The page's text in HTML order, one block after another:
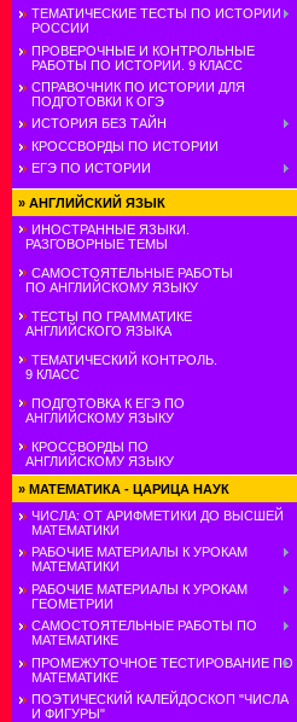
ТЕМАТИЧЕСКИЕ ТЕСТЫ ПО ИСТОРИИ
РОССИИ
ПРОВЕРОЧНЫЕ И КОНТРОЛЬНЫЕ
РАБОТЫ ПО ИСТОРИИ. 9 КЛАСС
СПРАВОЧНИК ПО ИСТОРИИ ДЛЯ
ПОДГОТОВКИ К ОГЭ
ИСТОРИЯ БЕЗ ТАЙН
КРОССВОРДЫ ПО ИСТОРИИ
ЕГЭ ПО ИСТОРИИ
» АНГЛИЙСКИЙ ЯЗЫК
ИНОСТРАННЫЕ ЯЗЫКИ.
РАЗГОВОРНЫЕ ТЕМЫ
САМОСТОЯТЕЛЬНЫЕ РАБОТЫ
ПО АНГЛИЙСКОМУ ЯЗЫКУ
ТЕСТЫ ПО ГРАММАТИКЕ
АНГЛИЙСКОГО ЯЗЫКА
ТЕМАТИЧЕСКИЙ КОНТРОЛЬ.
9 КЛАСС
ПОДГОТОВКА К ЕГЭ ПО
АНГЛИЙСКОМУ ЯЗЫКУ
КРОССВОРДЫ ПО
АНГЛИЙСКОМУ ЯЗЫКУ
» МАТЕМАТИКА - ЦАРИЦА НАУК
ЧИСЛА: ОТ АРИФМЕТИКИ ДО ВЫСШЕЙ
МАТЕМАТИКИ
РАБОЧИЕ МАТЕРИАЛЫ К УРОКАМ
МАТЕМАТИКИ
РАБОЧИЕ МАТЕРИАЛЫ К УРОКАМ
ГЕОМЕТРИИ
САМОСТОЯТЕЛЬНЫЕ РАБОТЫ ПО
МАТЕМАТИКЕ
ПРОМЕЖУТОЧНОЕ ТЕСТИРОВАНИЕ ПО
МАТЕМАТИКЕ
ПОЭТИЧЕСКИЙ КАЛЕЙДОСКОП "ЧИСЛА
И ФИГУРЫ"